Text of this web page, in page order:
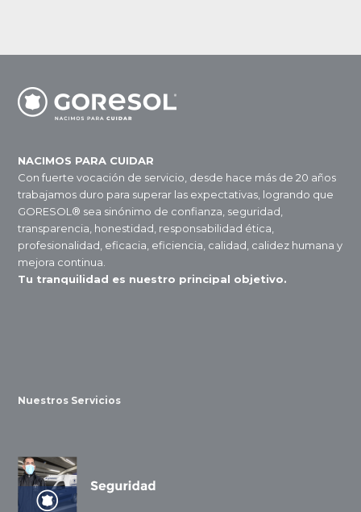
NACIMOS PARA CUIDAR
Con fuerte vocación de servicio, desde hace más de 20 años
trabajamos duro para superar las expectativas, logrando que
GORESOL® sea sinónimo de confianza, seguridad,
transparencia, honestidad, responsabilidad ética,
profesionalidad, eficacia, eficiencia, calidad, calidez humana y
mejora continua.
Tu tranquilidad es nuestro principal objetivo.
Nuestros Servicios